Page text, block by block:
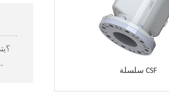
سلسلة CSF
فراغ لضخ البراز في